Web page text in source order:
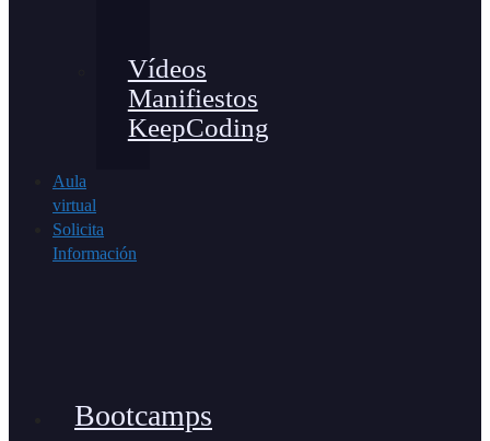
Vídeos
Manifiestos
KeepCoding
Aula
virtual
Solicita
Información
Bootcamps